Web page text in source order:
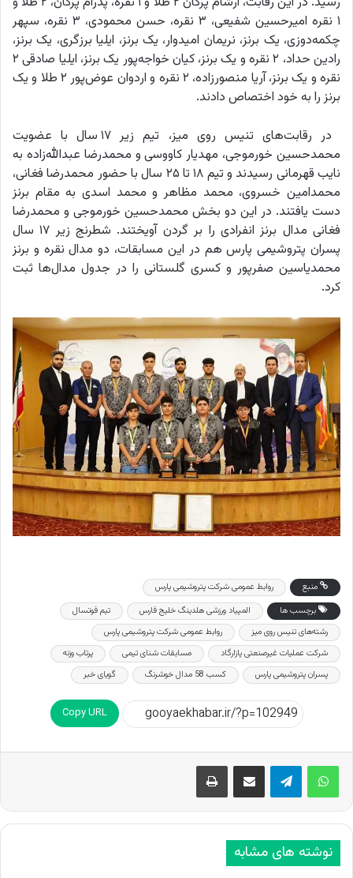
۱ نقره امیرحسین شفیعی، ۳ نقره، حسن محمودی، ۳ نقره، سپهر
چکمه‌دوزی، یک برنز، نریمان امیدوار، یک برنز، ایلیا برزگری، یک برنز،
رادین حداد، ۲ نقره و یک برنز، کیان خواجه‌پور یک برنز، ایلیا صادقی ۲
نقره و یک برنز، آریا منصورزاده، ۲ نقره و اردوان عوض‌پور ۲ طلا و یک
برنز را به خود اختصاص دادند.
در رقابت‌های تنیس روی میز، تیم زیر ۱۷ سال با عضویت
محمدحسین خورموجی، مهدیار کاووسی و محمدرضا عبدالله‌زاده به
نایب قهرمانی رسیدند و تیم ۱۸ تا ۲۵ سال با حضور محمدرضا فغانی،
محمدامین خسروی، محمد مظاهر و محمد اسدی به مقام برنز
دست یافتند. در این دو بخش محمدحسین خورموجی و محمدرضا
فغانی مدال برنز انفرادی را بر گردن آویختند. شطرنج زیر ۱۷ سال
پسران پتروشیمی پارس هم در این مسابقات، دو مدال نقره و برنز
محمدیاسین صفرپور و کسری گلستانی را در جدول مدال‌ها ثبت
کرد.
منبع
روابط عمومی شرکت پتروشیمی پارس
برچسب ها
المپیاد ورزشی هلدینگ خلیج فارس
تیم فوتسال
رشته‌های تنیس روی میز
روابط عمومی شرکت پتروشیمی پارس
شرکت عملیات غیرصنعتی پازارگاد
مسابقات شنای تیمی
پرتاب وزنه
پسران پتروشیمی پارس
کسب 58 مدال خوشرنگ گویای خبر
Copy URL
اشتراک گذاری از طریق ایمیل چاپ
نوشته های مشابه